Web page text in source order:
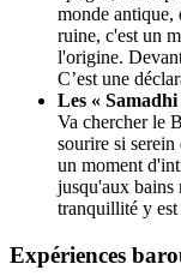
monde antique,
ruine, c'est un
l'origine.
C’est une
Les «
Va chercher le
sourire si
un moment
jusqu'aux bains
tranquillité y est
Expériences